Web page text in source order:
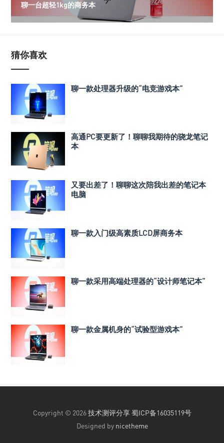
聊一台超轻1kg的商务本
猜你喜欢
聊一款处理器升级的“电竞游戏本”
高通PC要更新了！聊聊我期待的骁龙笔记
本
又要出差了！聊聊这次陪我出差的笔记本
电脑
聊一款入门级高素质LCD屏商务本
聊一款采用高端处理器的“设计师笔记本”
聊一款金属机身的“试验型游戏本”
Copyright © 2026技术测评分享 蜀ICP备16035119号
Designed by nicetheme